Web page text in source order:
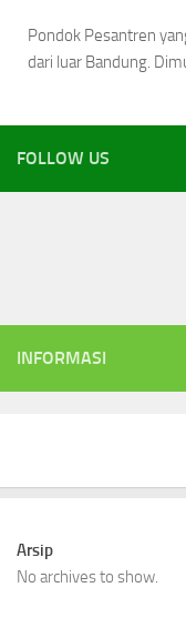
Pondok Pesantren
dari luar Bandung.
FOLLOW US
INFORMASI
Arsip
No archives to show.